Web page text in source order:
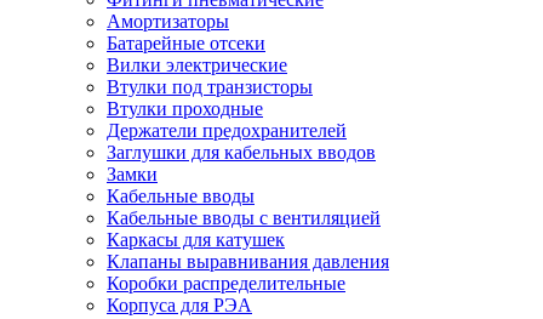
Амортизаторы
Батарейные отсеки
Вилки электрические
Втулки под транзисторы
Втулки проходные
Держатели предохранителей
Заглушки для кабельных вводов
Замки
Кабельные вводы
Кабельные вводы с вентиляцией
Каркасы для катушек
Клапаны выравнивания давления
Коробки распределительные
Корпуса для РЭА